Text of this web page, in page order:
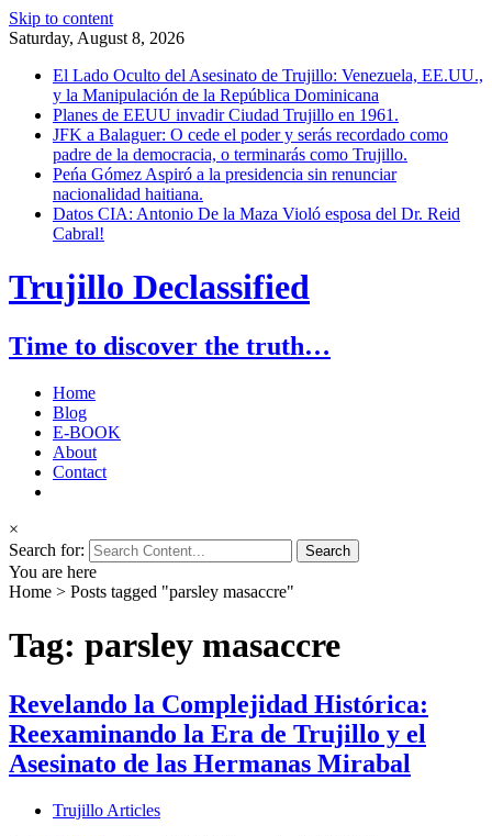
Skip to content
Saturday, August 8, 2026
El Lado Oculto del Asesinato de Trujillo: Venezuela, EE.UU.,
y la Manipulación de la República Dominicana
Planes de EEUU invadir Ciudad Trujillo en 1961.
JFK a Balaguer: O cede el poder y serás recordado como
padre de la democracia, o terminarás como Trujillo.
Peńa Gómez Aspiró a la presidencia sin renunciar
nacionalidad haitiana.
Datos CIA: Antonio De la Maza Violó esposa del Dr. Reid
Cabral!
Trujillo Declassified
Time to discover the truth…
Home
Blog
E-BOOK
About
Contact
×
Search for:
You are here
Home > Posts tagged "parsley masaccre"
Tag: parsley masaccre
Revelando la Complejidad Histórica:
Reexaminando la Era de Trujillo y el
Asesinato de las Hermanas Mirabal
Trujillo Articles